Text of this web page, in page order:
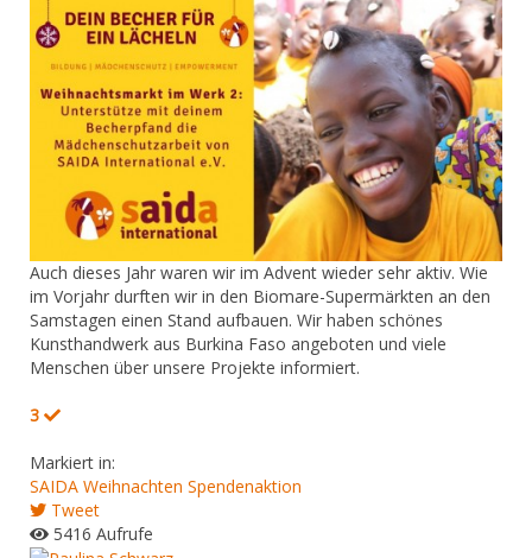
Auch dieses Jahr waren wir im Advent wieder sehr aktiv. Wie
im Vorjahr durften wir in den Biomare-Supermärkten an den
Samstagen einen Stand aufbauen. Wir haben schönes
Kunsthandwerk aus Burkina Faso angeboten und viele
Menschen über unsere Projekte informiert.
3
Markiert in:
SAIDA Weihnachten Spendenaktion
Tweet
5416 Aufrufe